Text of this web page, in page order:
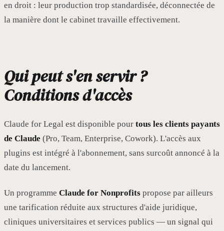
en droit : leur production trop standardisée, déconnectée de
la manière dont le cabinet travaille effectivement.
Qui peut s'en servir ?
Conditions d'accès
Claude for Legal est disponible pour tous les clients payants
de Claude (Pro, Team, Enterprise, Cowork). L'accès aux
plugins est intégré à l'abonnement, sans surcoût annoncé à la
date du lancement.
Un programme Claude for Nonprofits propose par ailleurs
une tarification réduite aux structures d'aide juridique,
cliniques universitaires et services publics — un signal qui